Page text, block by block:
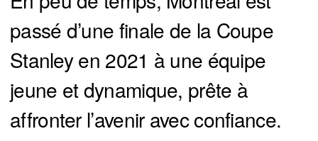
passé d’une finale de la Coupe
Stanley en 2021 à une équipe
jeune et dynamique, prête à
affronter l’avenir avec confiance.